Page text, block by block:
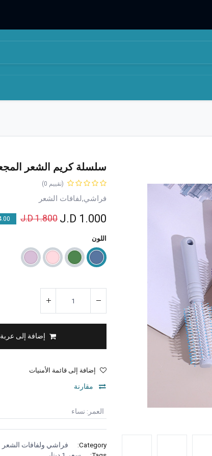
سلسلة كريم الشعر
(تقييم 0)
فراشي,لفافات الشعر
1.000
1.800
J.D
% OFF
اللون
إضافة إلى
إضافة إلى قائمة الأمنيات
مقارنة
العمر : نساء
Category:
فراشي ولفافات الشعر